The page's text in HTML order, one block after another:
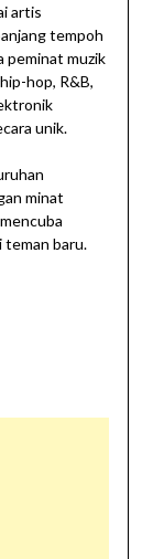
artis
tempoh
peminat muzik
hop, R&B,
unik.
minat
teman baru.